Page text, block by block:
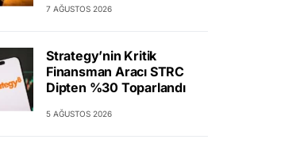
7 AĞUSTOS 2026
Strategy’nin Kritik
Finansman Aracı STRC
Dipten %30 Toparlandı
5 AĞUSTOS 2026